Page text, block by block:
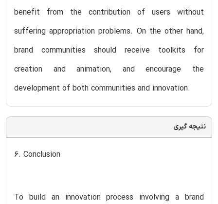
benefit from the contribution of users without
suffering appropriation problems. On the other hand,
brand communities should receive toolkits for
creation and animation, and encourage the
development of both communities and innovation.
نتیجه گیری
6. Conclusion
To build an innovation process involving a brand